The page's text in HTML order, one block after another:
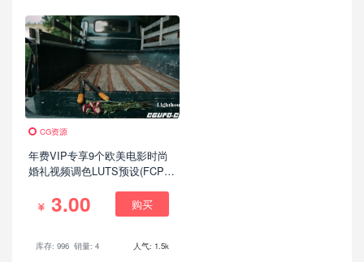
CG资源
年费VIP专享9个欧美电影时尚
婚礼视频调色LUTS预设(FCPX/
3.00 购买
库存: 996 销量: 4 人气: 1.5k